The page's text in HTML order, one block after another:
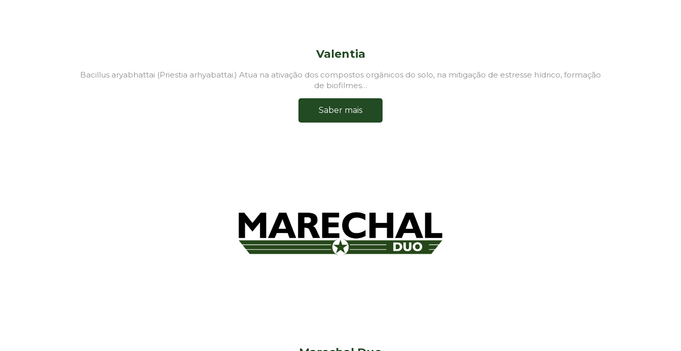
Valentia
Bacillus aryabhattai (Priestia arhyabattai.) Atua na ativação dos compostos orgânicos do solo, na mitigação de estresse hídrico, formação
de biofilmes…
Saber mais